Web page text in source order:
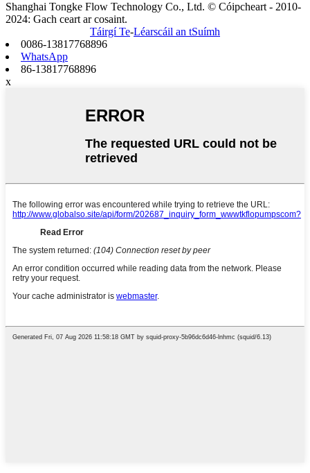
Shanghai Tongke Flow Technology Co., Ltd. © Cóipcheart - 2010-
2024: Gach ceart ar cosaint.
Táirgí Te-Léarscáil an tSuímh
0086-13817768896
WhatsApp
86-13817768896
x